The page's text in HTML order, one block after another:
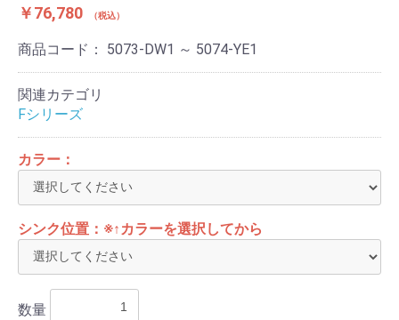
￥76,780 税込
商品コード： 5073-DW1 ～ 5074-YE1
関連カテゴリ
Fシリーズ
カラー：
シンク位置：※↑カラーを選択してから
数量